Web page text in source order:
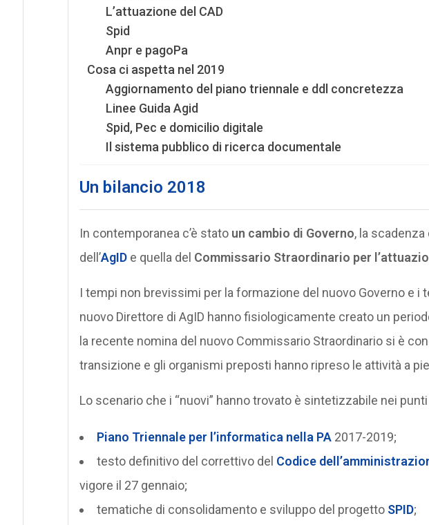
L’attuazione del CAD
Spid
Anpr e pagoPa
Cosa ci aspetta nel 2019
Aggiornamento del piano triennale e ddl concretezza
Linee Guida Agid
Spid, Pec e domicilio digitale
Il sistema pubblico di ricerca documentale
Un bilancio 2018
In contemporanea c’è stato un cambio di Governo, la
dell’AgID e quella del Commissario Straordinario per
I tempi non brevissimi per la formazione del nuovo Governo e i
nuovo Direttore di AgID hanno fisiologicamente creato un
la recente nomina del nuovo Commissario Straordinario si è
transizione e gli organismi preposti hanno ripreso le attività a
Lo scenario che i “nuovi” hanno trovato è sintetizzabile nei
Piano Triennale per l’informatica nella PA 2017-2019;
testo definitivo del correttivo del Codice
vigore il 27 gennaio;
tematiche di consolidamento e sviluppo del progetto SPID;